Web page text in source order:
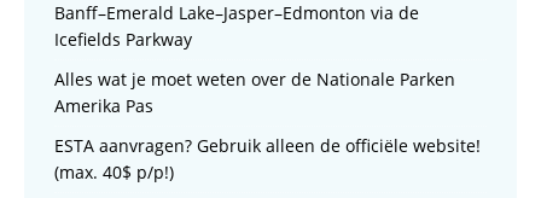
Banff–Emerald Lake–Jasper–Edmonton via de
Icefields Parkway
Alles wat je moet weten over de Nationale Parken
Amerika Pas
ESTA aanvragen? Gebruik alleen de officiële website!
(max. 40$ p/p!)